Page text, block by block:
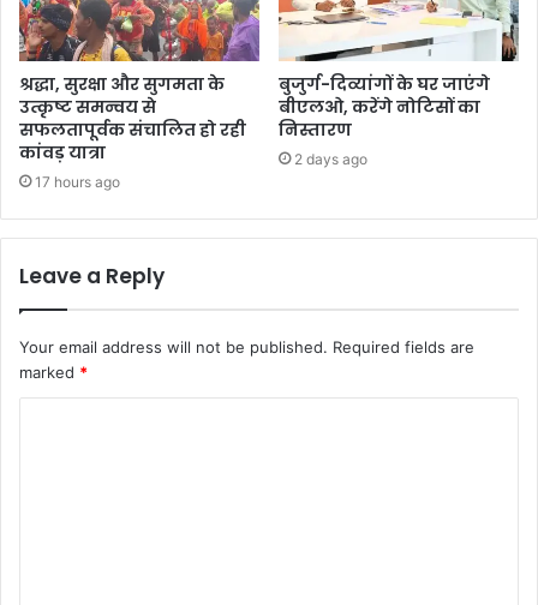
श्रद्धा, सुरक्षा और सुगमता के
उत्कृष्ट समन्वय से
सफलतापूर्वक संचालित हो रही
कांवड़ यात्रा
17 hours ago
बुजुर्ग-दिव्यांगों के घर जाएंगे
बीएलओ, करेंगे नोटिसों का
निस्तारण
2 days ago
Leave a Reply
Your email address will not be published. Required fields are
marked *